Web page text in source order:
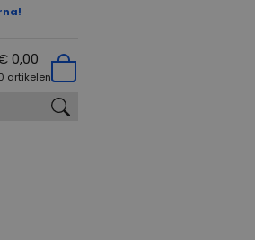
0,00
artikelen